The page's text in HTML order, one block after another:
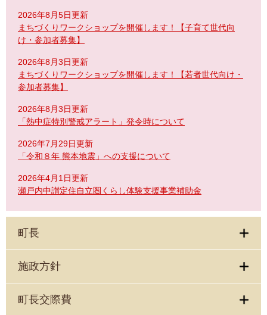
2026年8月5日更新
まちづくりワークショップを開催します！【子育て世代向
け・参加者募集】
2026年8月3日更新
まちづくりワークショップを開催します！【若者世代向け・
参加者募集】
2026年8月3日更新
「熱中症特別警戒アラート」発令時について
2026年7月29日更新
「令和８年 熊本地震」への支援について
2026年4月1日更新
瀬戸内中讃定住自立圏くらし体験支援事業補助金
町長
施政方針
町長交際費